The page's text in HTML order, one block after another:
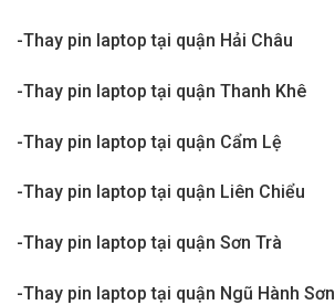
-Thay pin laptop tại quận Hải Châu
-Thay pin laptop tại quận Thanh Khê
-Thay pin laptop tại quận Cẩm Lệ
-Thay pin laptop tại quận Liên Chiểu
-Thay pin laptop tại quận Sơn Trà
-Thay pin laptop tại quận Ngũ Hành Sơn